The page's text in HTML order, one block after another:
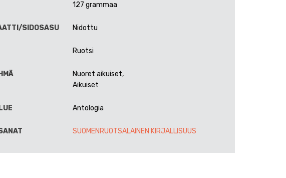
127 grammaa
SIDOSASU Nidottu
Ruotsi
Nuoret aikuiset,
Aikuiset
Antologia
SUOMENRUOTSALAINEN KIRJALLISUUS